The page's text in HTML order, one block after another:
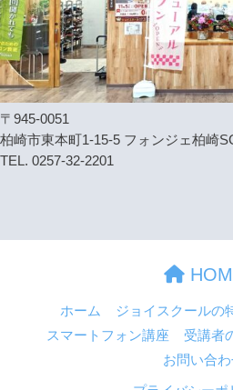
〒945-0051
柏崎市東本町1-15-5 フォンジェ柏崎
TEL. 0257-32-2201
ホーム ジョイスクールの
スマートフォン講座
受講者
お問い合